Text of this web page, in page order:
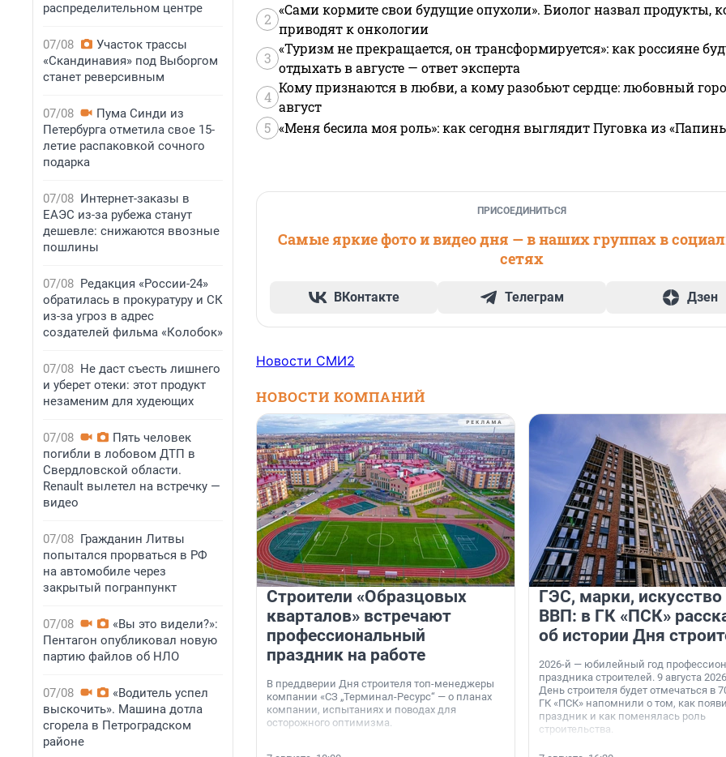
распределительном центре
07/08
Участок трассы
«Скандинавия» под Выборгом
станет реверсивным
07/08
Пума Синди из
Петербурга отметила свое 15-
летие распаковкой сочного
подарка
07/08 Интернет-заказы в
ЕАЭС из-за рубежа станут
дешевле: снижаются ввозные
пошлины
07/08 Редакция «России-24»
обратилась в прокуратуру и СК
из-за угроз в адрес
создателей фильма «Колобок»
07/08 Не даст съесть лишнего
и уберет отеки: этот продукт
незаменим для худеющих
07/08
Пять человек
погибли в лобовом ДТП в
Свердловской области.
Renault вылетел на встречку —
видео
07/08 Гражданин Литвы
попытался прорваться в РФ
на автомобиле через
закрытый погранпункт
07/08
«Вы это видели?»:
Пентагон опубликовал новую
партию файлов об НЛО
07/08
«Водитель успел
выскочить». Машина дотла
сгорела в Петроградском
районе
2
«Сами кормите свои будущие опухоли». Биолог назвал продукты,
приводят к онкологии
3
«Туризм не прекращается, он трансформируется»: как россияне
отдыхать в августе — ответ эксперта
4
Кому признаются в любви, а кому разобьют сердце: любовный
август
5 «Меня бесила моя роль»: как сегодня выглядит Пуговка из
ПРИСОЕДИНИТЬСЯ
Самые яркие фото и видео дня — в наших группах в
сетях
ВКонтакте Телеграм Дзен
Новости СМИ2
НОВОСТИ КОМПАНИЙ
Строители «Образцовых
кварталов» встречают
профессиональный
праздник на работе
В преддверии Дня строителя топ-менеджеры
компании «СЗ „Терминал-Ресурс“ — о планах
компании, испытаниях и поводах для
осторожного оптимизма.
ГЭС, марки, искусство
ВВП: в ГК «ПСК»
об истории Дня
2026-й — юбилейный год
праздника строителей. 9 августа
День строителя будет отмечаться в
ГК «ПСК» напомнили о том, как
праздник и как поменялась роль
строительства.